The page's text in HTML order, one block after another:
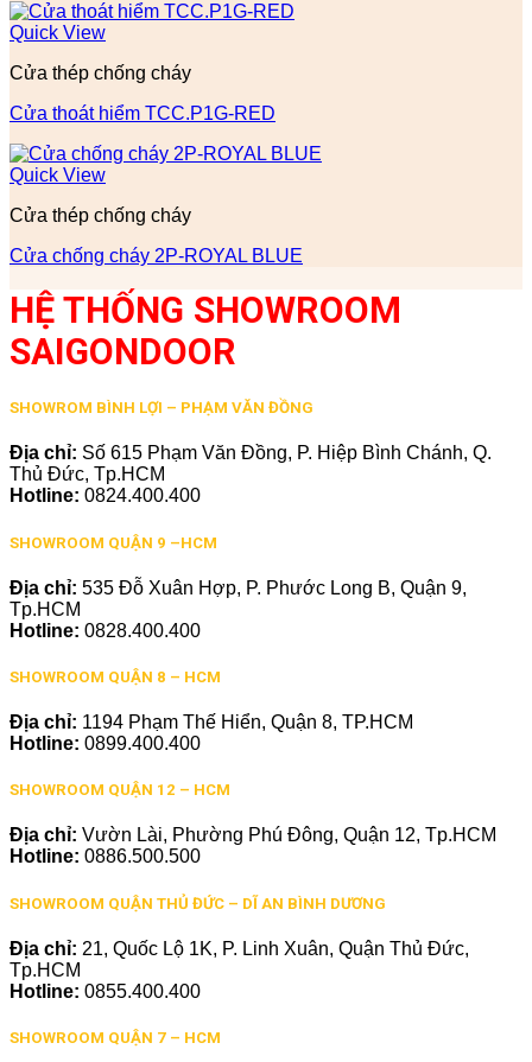
Quick View
Cửa thép chống cháy
Cửa thoát hiểm TCC.P1G-RED
Quick View
Cửa thép chống cháy
Cửa chống cháy 2P-ROYAL BLUE
HỆ THỐNG SHOWROOM
SAIGONDOOR
SHOWROM BÌNH LỢI – PHẠM VĂN ĐỒNG
Địa chỉ: Số 615 Phạm Văn Đồng, P. Hiệp Bình Chánh, Q.
Thủ Đức, Tp.HCM
Hotline: 0824.400.400
SHOWROOM QUẬN 9 –HCM
Địa chỉ: 535 Đỗ Xuân Hợp, P. Phước Long B, Quận 9,
Tp.HCM
Hotline: 0828.400.400
SHOWROOM QUẬN 8 – HCM
Địa chỉ: 1194 Phạm Thế Hiển, Quận 8, TP.HCM
Hotline: 0899.400.400
SHOWROOM QUẬN 12 – HCM
Địa chỉ: Vườn Lài, Phường Phú Đông, Quận 12, Tp.HCM
Hotline: 0886.500.500
SHOWROOM QUẬN THỦ ĐỨC – DĨ AN BÌNH DƯƠNG
Địa chỉ: 21, Quốc Lộ 1K, P. Linh Xuân, Quận Thủ Đức,
Tp.HCM
Hotline: 0855.400.400
SHOWROOM QUẬN 7 – HCM